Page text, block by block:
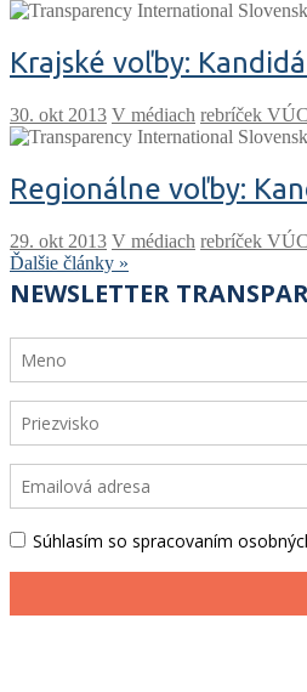
Krajské voľby:
V médiach rebríček VÚC
Regionálne voľby:
V médiach rebríček VÚC
Ďalšie články »